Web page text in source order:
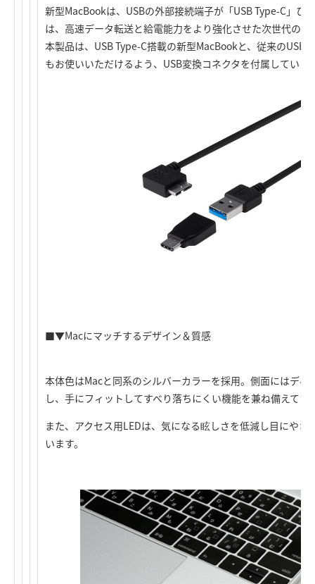
新型MacBookは、USBの外部接続端子が「USB Type-C」ひ
は、高速データ転送と給電能力をより強化させた次世代の
本製品は、USB Type-C搭載の新型MacBookと、従来のUSB
もお使いいただけるよう、USB変換コネクタを付属していま
■▼Macにマッチするデザイン＆質感
本体色はMacと同系のシルバーカラーを採用。側面にはディ
し、手にフィットしてすべり落ちにくい機能を兼ね備えてい
また、アクセス用LEDは、気になる眩しさを低減し目にや
います。